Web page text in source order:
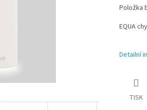
Položka
EQUA
Detailní
TISK